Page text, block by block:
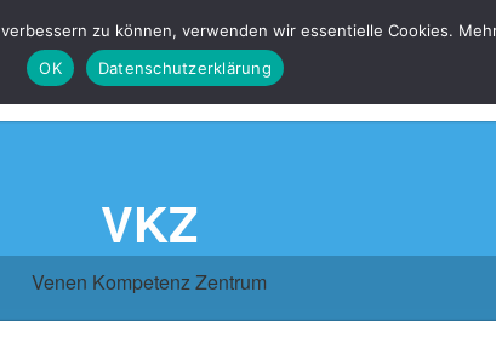
VKZ
Venen Kompetenz Zentrum
zu können, verwenden wir essentielle Cookies.
OK
Datenschutzerklärung